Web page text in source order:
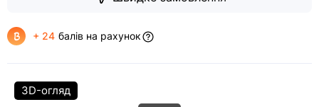
+ 24 балів на рахунок
3D-огляд